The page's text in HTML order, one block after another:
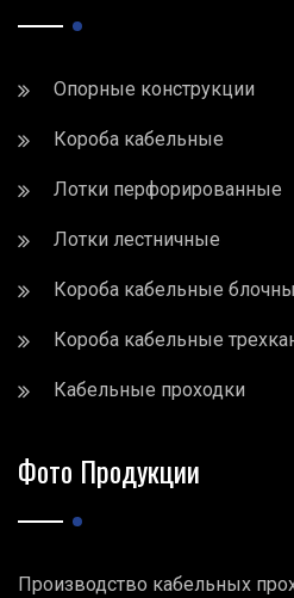
Опорные конструкции
Короба кабельные
Лотки перфорированные
Лотки лестничные
Короба кабельные
Короба кабельные
Кабельные проходки
Фото Продукции
Производство кабельных